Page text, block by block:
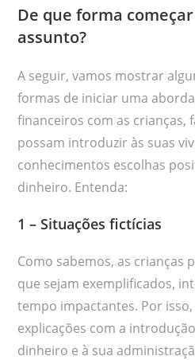
De que forma
assunto?
A seguir, vamos mostrar
formas de iniciar uma
financeiros com as crianças,
possam introduzir às suas
conhecimentos escolhas
dinheiro. Entenda:
1 – Situações fictícias
Como sabemos, as crianças
que sejam exemplificados,
tempo impactantes. Por isso,
explicações com a
dinheiro e à sua